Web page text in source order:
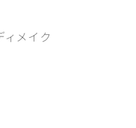
メイク